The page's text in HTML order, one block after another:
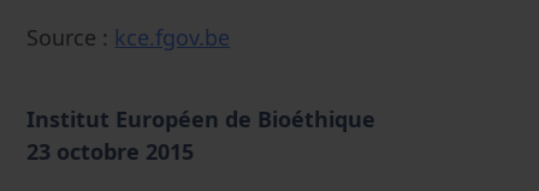
Source : kce.fgov.be
Institut Européen de Bioéthique
23 octobre 2015